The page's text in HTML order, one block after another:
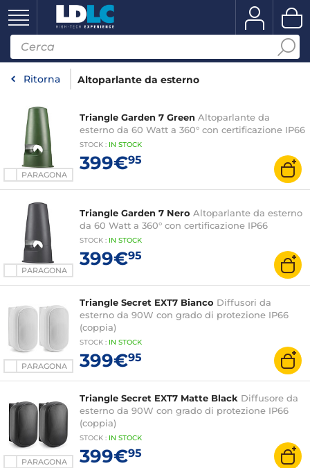
Ritorna Altoparlante da esterno
PARAGONA
Triangle Garden 7 Green Altoparlante da
esterno da 60 Watt a 360° con certificazione IP66
STOCK : IN STOCK
399€95
PARAGONA
Triangle Garden 7 Nero Altoparlante da esterno
da 60 Watt a 360° con certificazione IP66
STOCK : IN STOCK
399€95
PARAGONA
Triangle Secret EXT7 Bianco Diffusori da
esterno da 90W con grado di protezione IP66
(coppia)
STOCK : IN STOCK
399€95
PARAGONA
Triangle Secret EXT7 Matte Black Diffusore da
esterno da 90W con grado di protezione IP66
(coppia)
STOCK : IN STOCK
399€95